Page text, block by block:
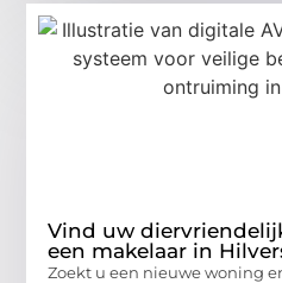
Vind uw
een makelaar in
Zoekt u een nieuwe woning